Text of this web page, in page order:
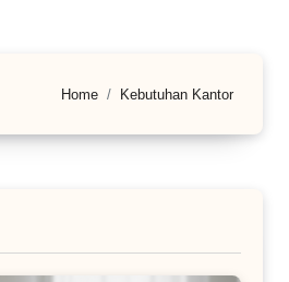
Home Kebutuhan Kantor